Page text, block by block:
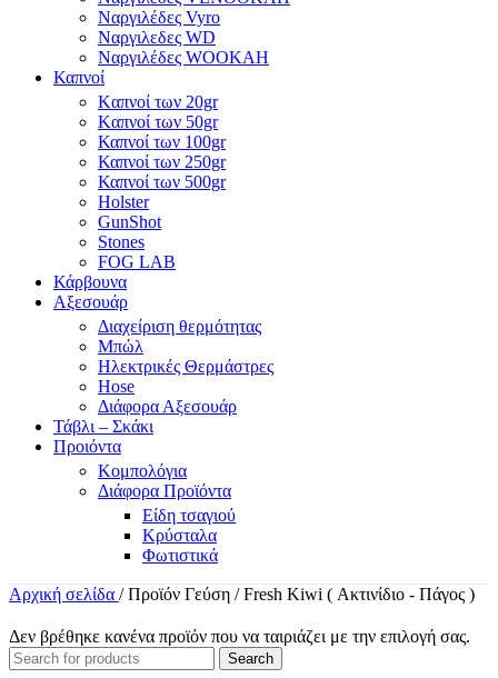
Ναργιλέδες Vyro
Ναργιλεδες WD
Ναργιλέδες WOOKAH
Καπνοί
Kαπνοί των 20gr
Kαπνοί των 50gr
Καπνοί των 100gr
Καπνοί των 250gr
Καπνοί των 500gr
Holster
GunShot
Stones
FOG LAB
Κάρβουνα
Αξεσουάρ
Διαχείριση θερμότητας
Μπώλ
Ηλεκτρικές Θερμάστρες
Hose
Διάφορα Αξεσουάρ
Τάβλι – Σκάκι
Προιόντα
Κομπολόγια
Διάφορα Προϊόντα
Είδη τσαγιού
Κρύσταλα
Φωτιστικά
Αρχική σελίδα / Προϊόν Γεύση / Fresh Kiwi ( Ακτινίδιο - Πάγος )
Δεν βρέθηκε κανένα προϊόν που να ταιριάζει με την επιλογή σας.
Search